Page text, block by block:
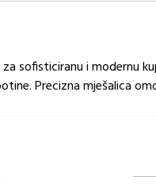
sofisticiranu i modernu
Precizna mješalica